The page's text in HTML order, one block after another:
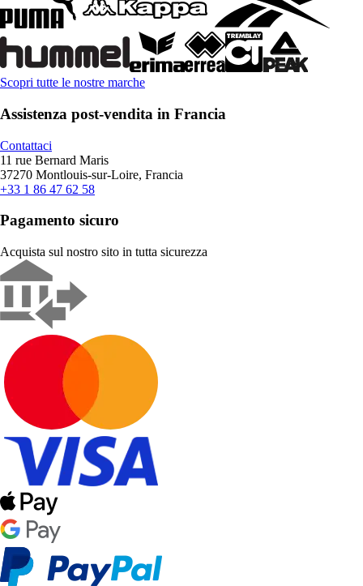
Scopri tutte le nostre marche
Assistenza post-vendita in Francia
Contattaci
11 rue Bernard Maris
37270 Montlouis-sur-Loire, Francia
+33 1 86 47 62 58
Pagamento sicuro
Acquista sul nostro sito in tutta sicurezza